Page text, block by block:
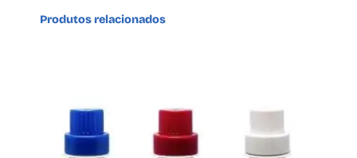
s
Produtos relacionados